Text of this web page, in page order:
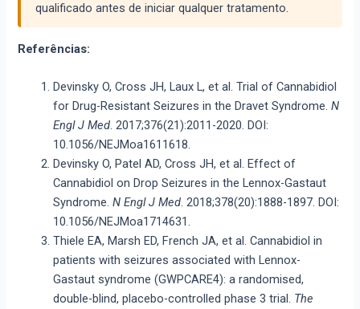
qualificado antes de iniciar qualquer tratamento.
Referências:
Devinsky O, Cross JH, Laux L, et al. Trial of Cannabidiol
for Drug-Resistant Seizures in the Dravet Syndrome.N
Engl J Med. 2017;376(21):2011-2020. DOI:
10.1056/NEJMoa1611618.
Devinsky O, Patel AD, Cross JH, et al. Effect of
Cannabidiol on Drop Seizures in the Lennox-Gastaut
Syndrome.N Engl J Med. 2018;378(20):1888-1897. DOI:
10.1056/NEJMoa1714631.
Thiele EA, Marsh ED, French JA, et al. Cannabidiol in
patients with seizures associated with Lennox-
Gastaut syndrome (GWPCARE4): a randomised,
double-blind, placebo-controlled phase 3 trial. The